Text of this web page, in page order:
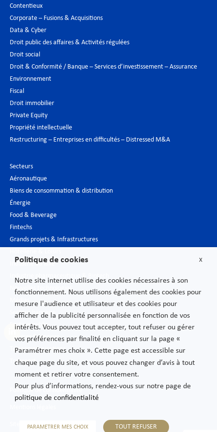
Contentieux
Corporate – Fusions & Acquisitions
Data & Cyber
Droit public des affaires & Activités régulées
Droit social
Droit & Conformité / Banque – Services d’investissement – Assurance
Environnement
Fiscal
Droit immobilier
Private Equity
Propriété intellectuelle
Restructuring – Entreprises en difficultés – Distressed M&A
Secteurs
Aéronautique
Biens de consommation & distribution
Énergie
Food & Beverage
Fintechs
Grands projets & Infrastructures
Industrie du luxe
Industrie pharmaceutique & Biotech
Nouvelles technologies
Secteur bancaire
Secteur public
Services financiers
Télécommunications
Transport
Politique de confidentialité
Sitemap
X
Politique de cookies
Notre site internet utilise des cookies nécessaires à son
fonctionnement. Nous utilisons également des cookies pour
mesure l'audience et utilisateur et des cookies pour
afficher de la publicité personnalisée en fonction de vos
intérêts. Vous pouvez tout accepter, tout refuser ou gérer
vos préférences par finalité en cliquant sur la page «
Paramétrer mes choix ». Cette page est accessible sur
chaque page du site, et vous pouvez changer d’avis à tout
moment et retirer votre consentement.
Pour plus d’informations, rendez-vous sur notre page de
politique de confidentialité
PARAMETRER MES CHOIX TOUT REFUSER